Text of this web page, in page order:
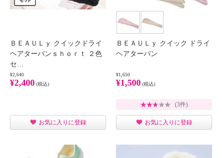
ＢＥＡＵＬｙ クイックドライ
ヘアターバンｓｈｏｒｔ ２色
セ…
¥2,640
¥2,400 (税込)
お気に入りに登録
ＢＥＡＵＬｙ クイック ドライ
ヘアターバン
¥1,650
¥1,500 (税込)
(3件)
お気に入りに登録